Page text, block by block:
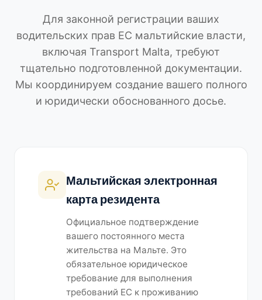
Для законной регистрации ваших
водительских прав ЕС мальтийские власти,
включая Transport Malta, требуют
тщательно подготовленной документации.
Мы координируем создание вашего полного
и юридически обоснованного досье.
Мальтийская электронная
карта резидента
Официальное подтверждение
вашего постоянного места
жительства на Мальте. Это
обязательное юридическое
требование для выполнения
требований ЕС к проживанию